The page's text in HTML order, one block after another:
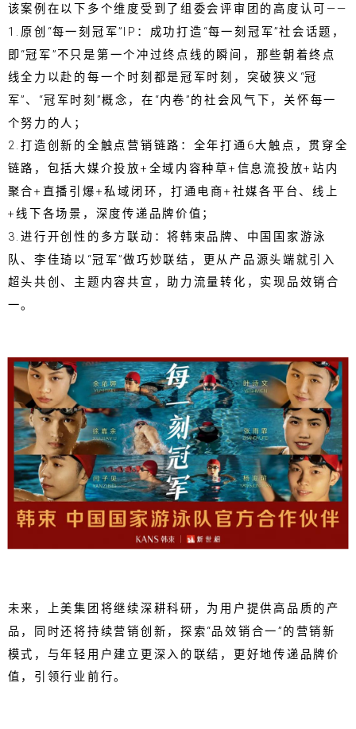
该案例在以下多个维度受到了组委会评审团的高度认可——
1.原创“每一刻冠军”IP：成功打造“每一刻冠军”社会话题，
即“冠军”不只是第一个冲过终点线的瞬间，那些朝着终点
线全力以赴的每一个时刻都是冠军时刻，突破狭义“冠
军”、“冠军时刻”概念，在“内卷”的社会风气下，关怀每一
个努力的人；
2.打造创新的全触点营销链路：全年打通6大触点，贯穿全
链路，包括大媒介投放+全域内容种草+信息流投放+站内
聚合+直播引爆+私域闭环，打通电商+社媒各平台、线上
+线下各场景，深度传递品牌价值；
3.进行开创性的多方联动：将韩束品牌、中国国家游泳
队、李佳琦以“冠军”做巧妙联结，更从产品源头端就引入
超头共创、主题内容共宣，助力流量转化，实现品效销合
一。
未来，上美集团将继续深耕科研，为用户提供高品质的产
品，同时还将持续营销创新，探索“品效销合一”的营销新
模式，与年轻用户建立更深入的联结，更好地传递品牌价
值，引领行业前行。